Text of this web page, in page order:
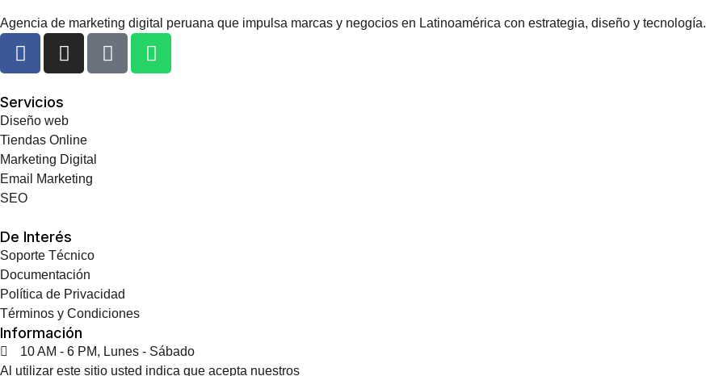
Agencia de marketing digital peruana que impulsa marcas y negocios en Latinoamérica con estrategia, diseño y tecnología.
Servicios
Diseño web
Tiendas Online
Marketing Digital
Email Marketing
SEO
De Interés
Soporte Técnico
Documentación
Política de Privacidad
Términos y Condiciones
Información
10 AM - 6 PM, Lunes - Sábado
Al utilizar este sitio usted indica que acepta nuestros